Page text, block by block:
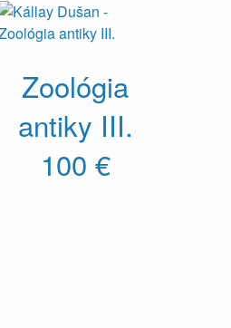
Zoológia
antiky III.
100 €